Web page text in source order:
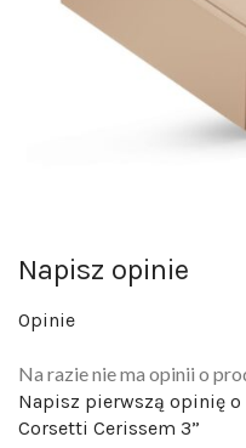
Napisz opinie
Opinie
Na razie nie ma opinii o
Napisz pierwszą opinię o
Corsetti Cerissem 3”